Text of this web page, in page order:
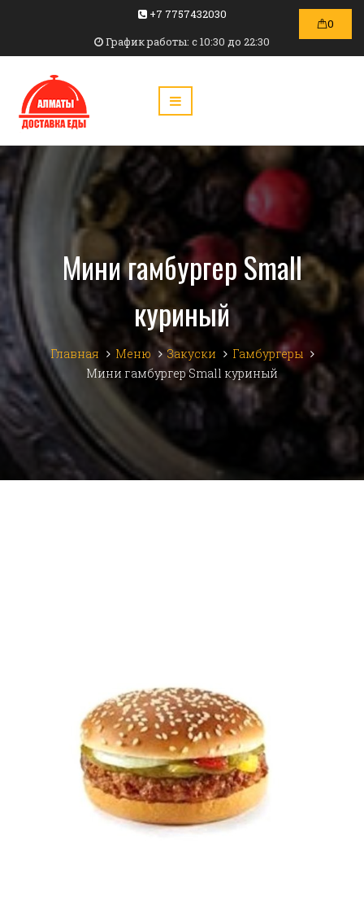
+7 7757432030
График работы: c 10:30 до 22:30
0
Мини гамбургер Small
куриный
Главная Меню Закуски
Гамбургеры
Мини гамбургер Small куриный